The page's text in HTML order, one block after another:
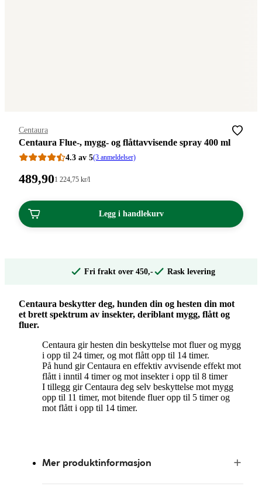
Merke:
Centaura
Centaura Flue-, mygg- og flåttavvisende spray 400 ml
4.3 av 5(3 anmeldelser)
Pris:
kroner.
489,90Stykkpris:
224,75/l
1 224 ,75 kr/l
Legg i handlekurv
Fri frakt over 450,- Rask levering
Centaura beskytter deg, hunden din og hesten din mot
et brett spektrum av insekter, deriblant mygg, flått og
fluer.
Centaura gir hesten din beskyttelse mot fluer og mygg
i opp til 24 timer, og mot flått opp til 14 timer.
På hund gir Centaura en effektiv avvisende effekt mot
flått i inntil 4 timer og mot insekter i opp til 8 timer
I tillegg gir Centaura deg selv beskyttelse mot mygg
opp til 11 timer, mot bitende fluer opp til 5 timer og
mot flått i opp til 14 timer.
Mer produktinformasjon